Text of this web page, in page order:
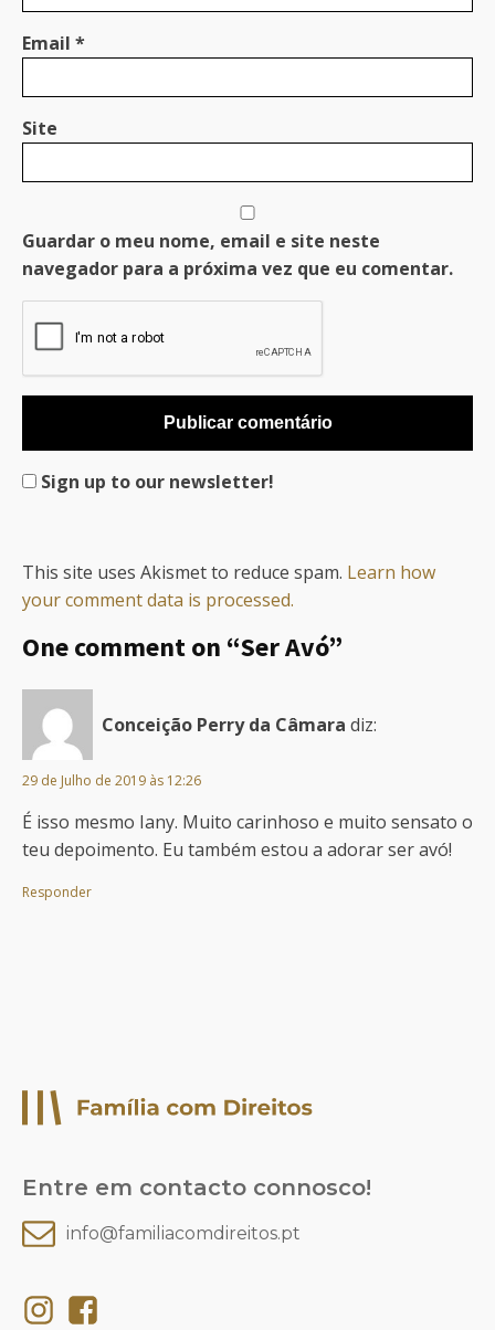
Email *
Site
Guardar o meu nome, email e site neste
navegador para a próxima vez que eu comentar.
Sign up to our newsletter!
This site uses Akismet to reduce spam. Learn how
your comment data is processed.
One comment on “Ser Avó”
Conceição Perry da Câmara diz:
29 de Julho de 2019 às 12:26
É isso mesmo Iany. Muito carinhoso e muito sensato o
teu depoimento. Eu também estou a adorar ser avó!
Responder
Entre em contacto connosco!
info@familiacomdireitos.pt